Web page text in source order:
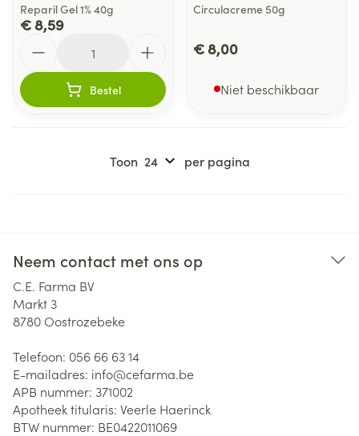
Reparil Gel 1% 40g
€ 8,59
Bestel
Circulacreme 50g
€ 8,00
Niet beschikbaar
Toon per pagina
Neem contact met ons op
C.E. Farma BV
Markt 3
8780Oostrozebeke
Telefoon: 056 66 63 14
E-mailadres: info@cefarma.be
APB nummer: 371002
Apotheek titularis: Veerle Haerinck
BTW nummer: BE0422011069